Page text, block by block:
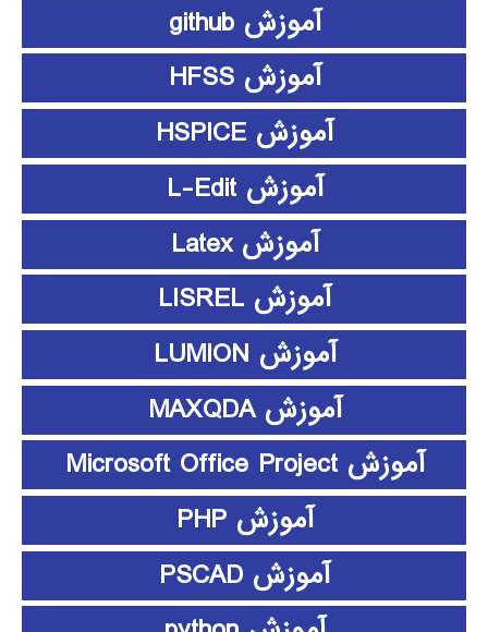
آموزش github
آموزش HFSS
آموزش HSPICE
آموزش L-Edit
آموزش Latex
آموزش LISREL
آموزش LUMION
آموزش MAXQDA
آموزش Microsoft Office Project
آموزش PHP
آموزش PSCAD